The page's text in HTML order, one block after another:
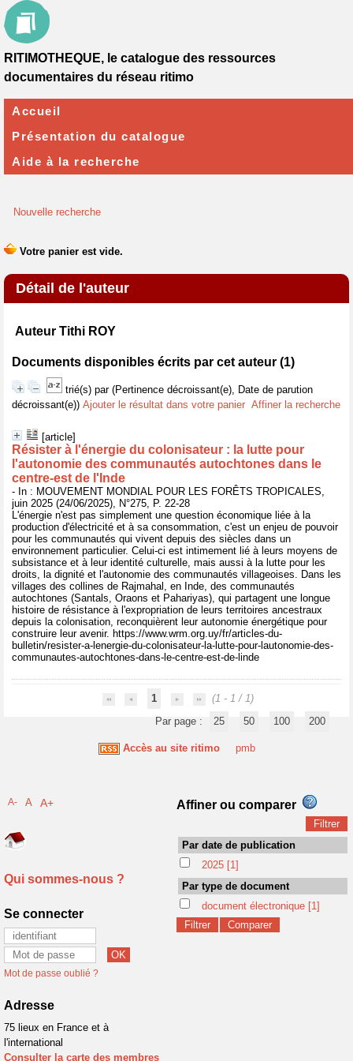
Nouvelle recherche
Détail de l'auteur
Auteur Tithi ROY
Documents disponibles écrits par cet auteur (1)
trié(s) par (Pertinence décroissant(e), Date de parution
décroissant(e)) Ajouter le résultat dans votre panier Affiner la recherche
[article]
Résister à l'énergie du colonisateur : la lutte pour
l'autonomie des communautés autochtones dans le
centre-est de l'Inde
- In : MOUVEMENT MONDIAL POUR LES FORÊTS TROPICALES,
juin 2025 (24/06/2025), N°275, P. 22-28
L'énergie n'est pas simplement une question économique liée à la
production d'électricité et à sa consommation, c'est un enjeu de pouvoir
pour les communautés qui vivent depuis des siècles dans un
environnement particulier. Celui-ci est intimement lié à leurs moyens de
subsistance et à leur identité culturelle, mais aussi à la lutte pour les
droits, la dignité et l'autonomie des communautés villageoises. Dans les
villages des collines de Rajmahal, en Inde, des communautés
autochtones (Santals, Oraons et Pahariyas), qui partagent une longue
histoire de résistance à l'expropriation de leurs territoires ancestraux
depuis la colonisation, reconquièrent leur autonomie énergétique pour
construire leur avenir. https://www.wrm.org.uy/fr/articles-du-
bulletin/resister-a-lenergie-du-colonisateur-la-lutte-pour-lautonomie-des-
communautes-autochtones-dans-le-centre-est-de-linde
1
(1 - 1 / 1)
Par page :
25 50 100 200
Accès au site ritimo pmb
RITIMOTHEQUE, le catalogue des ressources
documentaires du réseau ritimo
Accueil
Présentation du catalogue
Aide à la recherche
A- A A+
Qui sommes-nous ?
Se connecter
Mot de passe oublié ?
Adresse
75 lieux en France et à
l'international
Consulter la carte des membres
Affiner ou comparer
Par date de publication
2025 [1]
Par type de document
document électronique [1]